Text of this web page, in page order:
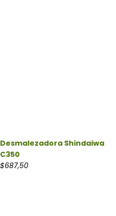
Desmalezadora Shindaiwa
C350
$687,50